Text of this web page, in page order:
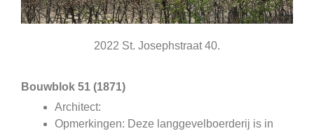
2022 St. Josephstraat 40.
Bouwblok 51 (1871)
Architect:
Opmerkingen: Deze langgevelboerderij is in